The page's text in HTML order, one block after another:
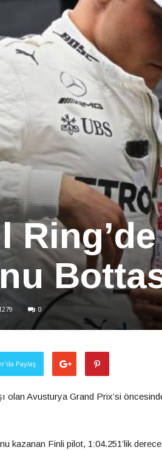
0
Paylaş
olan Avusturya Grand Prix’si
kazanan Finli pilot, 1:04.251’lik